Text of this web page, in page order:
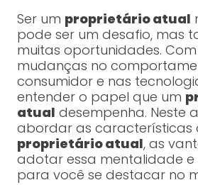
Ser um proprietário atual
pode ser um desafio, mas
muitas oportunidades.
mudanças no
consumidor e nas
entender o papel que um
atual desempenha. Neste
abordar as características
proprietário atual, as
adotar essa mentalidade e
para você se destacar no